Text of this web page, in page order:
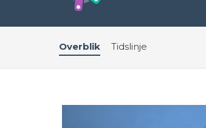
Overblik Tidslinje